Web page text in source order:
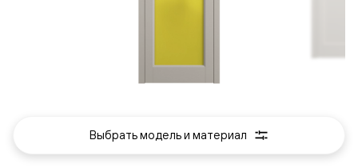
Выбрать модель и материал